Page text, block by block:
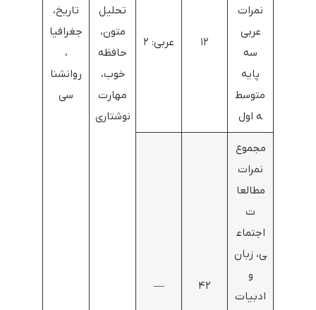
تحلیل
متون،
حافظه
خوب،
مهارت
نوشتاری
تاریخ،
جغرافیا
،
روانشنا
سی
نمرات
عربی
سه
پایه
متوسط
ه اول
۱۲ عربی: ۲
مجموع
نمرات
مطالعا
ت
اجتماع
ی، زبان
و
ادبیات
۴۲ —